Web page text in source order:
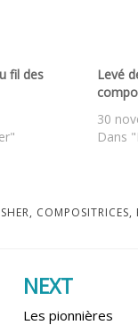
fil des
Levé
30
Dans
, COMPOSITRICES,
NEXT
Les pionnières